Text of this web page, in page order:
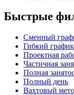
Быстрые
Сменный
Гибкий график
Проектная
Частичная
Полная
Полный день
Вахтовый